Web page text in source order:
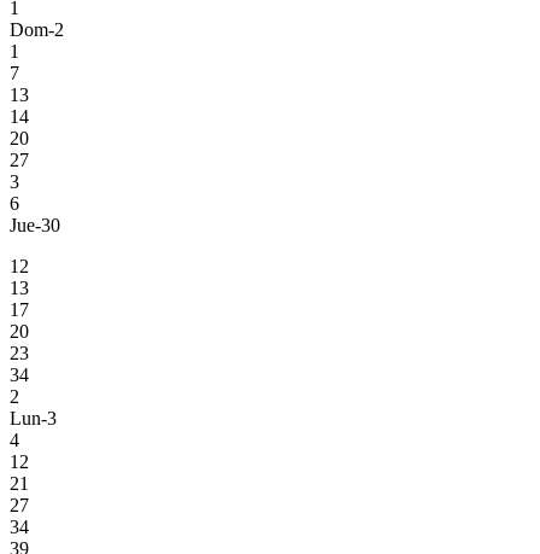
1
Dom-2
1
7
13
14
20
27
3
6
Jue-30
12
13
17
20
23
34
2
Lun-3
4
12
21
27
34
39